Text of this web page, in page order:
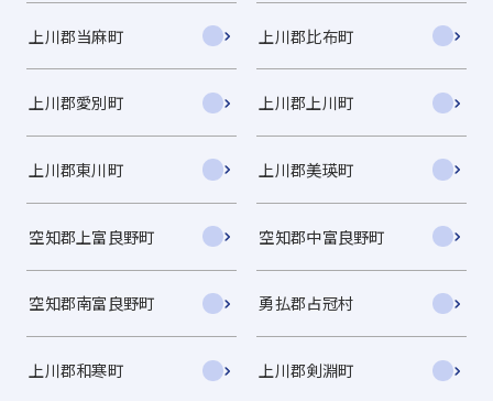
上川郡当麻町 上川郡比布町
上川郡愛別町 上川郡上川町
上川郡東川町 上川郡美瑛町
空知郡上富良野町 空知郡中富良野町
空知郡南富良野町 勇払郡占冠村
上川郡和寒町 上川郡剣淵町